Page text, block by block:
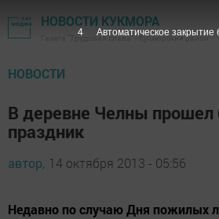
НОВОСТИ КУКМОРА
Газета "Трудовая слава" - Кукморский район
НОВОСТИ
В деревне Челны прошел
праздник
автор, 14 октября 2013 - 05:56
Недавно по случаю Дня пожилых
3 Автоматическое закрытие